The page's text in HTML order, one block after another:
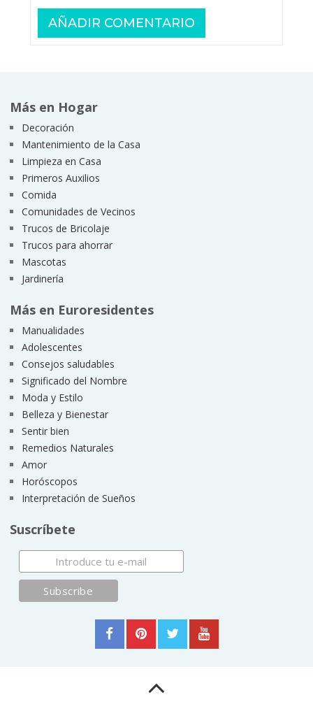
Más en Hogar
Decoración
Mantenimiento de la Casa
Limpieza en Casa
Primeros Auxilios
Comida
Comunidades de Vecinos
Trucos de Bricolaje
Trucos para ahorrar
Mascotas
Jardinería
Más en Euroresidentes
Manualidades
Adolescentes
Consejos saludables
Significado del Nombre
Moda y Estilo
Belleza y Bienestar
Sentir bien
Remedios Naturales
Amor
Horóscopos
Interpretación de Sueños
Suscríbete